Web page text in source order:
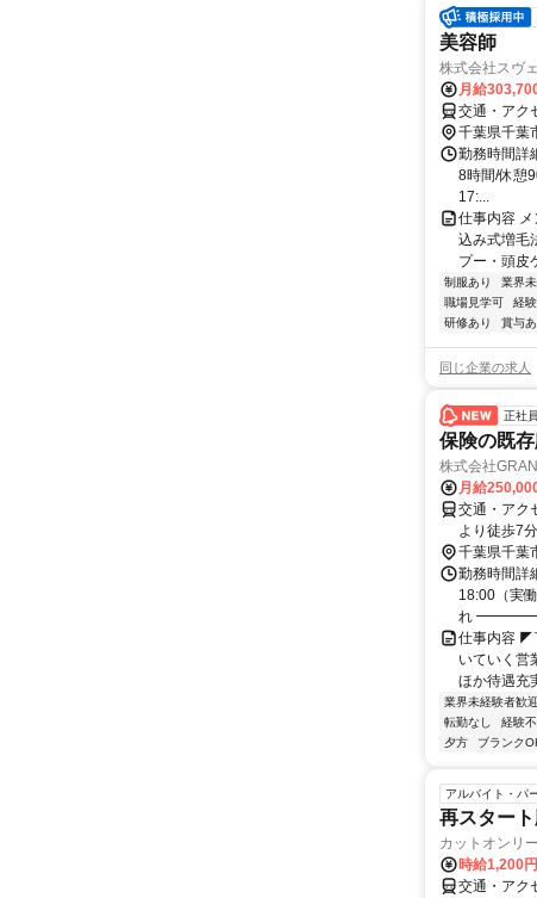
美容師
株式会社スヴ
月給
交通・アク
千葉県千葉
勤務時間詳
8時間/休憩
17:...
仕事内容
込み式増毛
プー・頭皮
制服あり 業界
職場見学可
経
研修あり
賞与あ
同じ企業の求人
正社員
保険の既
株式会社
月給
交通・アク
より徒歩7
千葉県千葉
勤務時間詳
18:00（実
れ
仕事内容 ◤
いていく営
ほか待遇充
業界未経験者歓迎
転勤なし
経験
夕方
ブランク
アルバイト・パ
再スター
カットオンリ
時給1,200
交通・アク